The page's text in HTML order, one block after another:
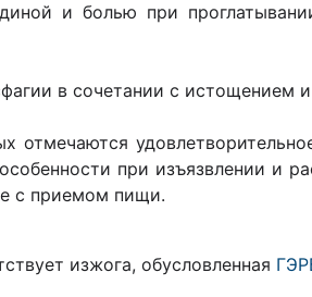
и болью при
в сочетании с истощением
отмечаются
при изъязвлении и
с приемом пищи.
изжога, обусловленная